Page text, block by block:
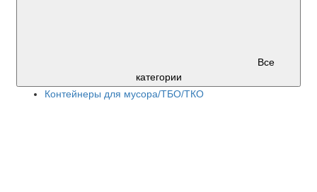
Все
категории
Контейнеры для мусора/ТБО/ТКО